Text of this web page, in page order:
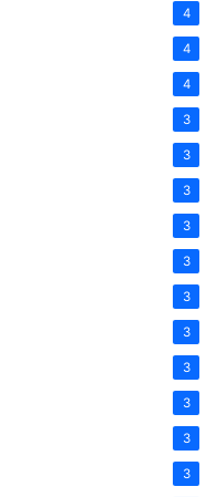
4
4
4
3
3
3
3
3
3
3
3
3
3
3